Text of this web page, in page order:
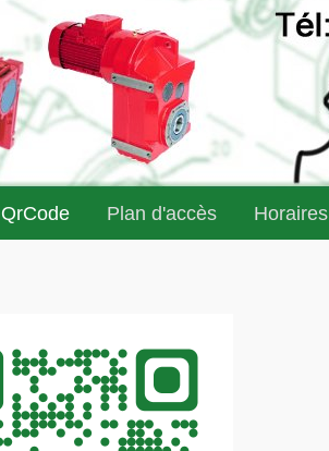
QrCode Plan d'accès Horaires